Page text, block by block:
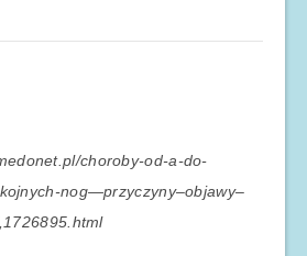
choroby-od-a-do-
nog—przyczyny–objawy–